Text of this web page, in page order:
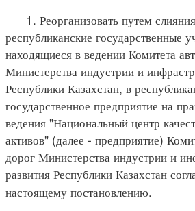
1. Реорганизовать путем
республиканские государственные
находящиеся в ведении Комитета
Министерства индустрии и
Республики Казахстан, в
государственное предприятие на
ведения "Национальный центр
активов" (далее - предприятие)
дорог Министерства индустрии и
развития Республики Казахстан
настоящему постановлению.